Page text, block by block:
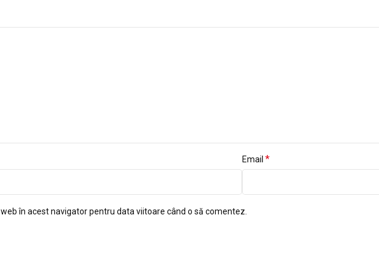
Email *
în acest navigator pentru data viitoare când o să comentez.